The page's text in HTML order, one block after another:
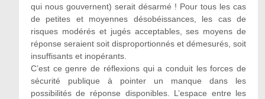
qui nous gouvernent) serait désarmé ! Pour tous les cas
de petites et moyennes désobéissances, les cas de
risques modérés et jugés acceptables, ses moyens de
réponse seraient soit disproportionnés et démesurés, soit
insuffisants et inopérants.
C’est ce genre de réflexions qui a conduit les forces de
sécurité publique à pointer un manque dans les
possibilités de réponse disponibles. L’espace entre les